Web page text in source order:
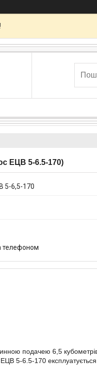
ЕЦВ 5-6.5-170)
5-6,5-170
телефоном
подачею 6,5
5-6.5-170 експлуатується